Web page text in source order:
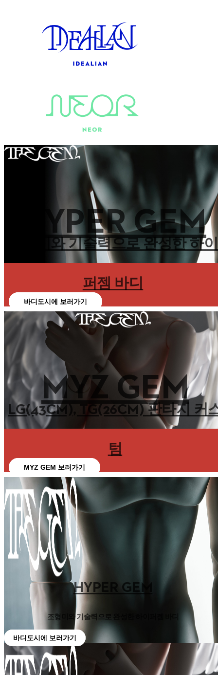
HYPER GEM
조형미와 기술력으로 완성한 하이
퍼젬 바디
바디도시에 보러가기
MYZ GEM
LG(43CM), TG(26CM) 판타지 커
텀
MYZ GEM 보러가기
HYPER GEM
조형미와 기술력으로 완성한 하이퍼젬 바디
바디도시에 보러가기